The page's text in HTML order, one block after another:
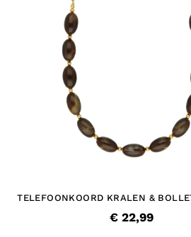
TELEFOONKOORD KRALEN &
€ 22,99